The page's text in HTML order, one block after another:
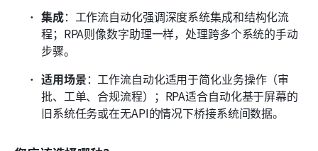
集成：工作流自动化强调深度系统集成和结构化流
程；RPA则像数字助理一样，处理跨多个系统的手动
步骤。
适用场景：工作流自动化适用于简化业务操作（审
批、工单、合规流程）；RPA适合自动化基于屏幕的
旧系统任务或在无API的情况下桥接系统间数据。